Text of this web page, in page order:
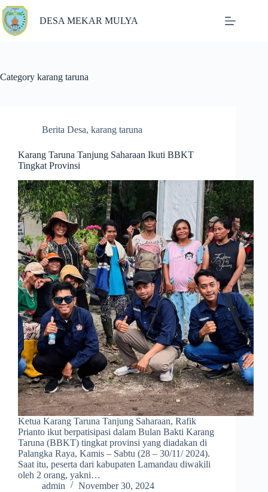
Skip
to
content
DESA MEKAR MULYA
Category karang taruna
Berita Desa, karang taruna
Karang Taruna Tanjung Saharaan Ikuti BBKT
Tingkat Provinsi
Ketua Karang Taruna Tanjung Saharaan, Rafik
Prianto ikut berpatisipasi dalam Bulan Bakti Karang
Taruna (BBKT) tingkat provinsi yang diadakan di
Palangka Raya, Kamis – Sabtu (28 – 30/11/ 2024).
Saat itu, peserta dari kabupaten Lamandau diwakili
oleh 2 orang, yakni…
admin
November 30, 2024